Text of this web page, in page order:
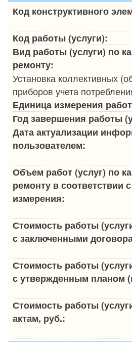
Код конструктивного
Код работы (услуги):
Вид работы (услуги) по
ремонту:
Установка коллективных
приборов учета
Единица измерения
Год завершения работы
Дата актуализации
пользователем:
Объем работ (услуг) по
ремонту в соответствии
измерения:
Стоимость работы
с заключенными
Стоимость работы
с утвержденным планом
Стоимость работы
актам, руб.: